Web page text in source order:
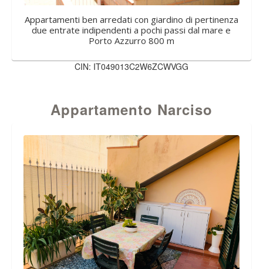
Appartamenti ben arredati con giardino di pertinenza
due entrate indipendenti a pochi passi dal mare e
Porto Azzurro 800 m
CIN: IT049013C2W6ZCWVGG
Appartamento Narciso